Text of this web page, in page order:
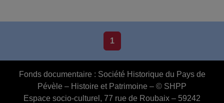
1
Fonds documentaire : Société Historique du Pays de
Pévèle – Histoire et Patrimoine – © SHPP
Espace socio-culturel, 77 rue de Roubaix – 59242